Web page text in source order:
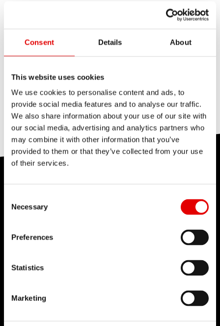
Consent Details About
This website uses cookies
We use cookies to personalise content and ads, to
provide social media features and to analyse our traffic.
We also share information about your use of our site with
our social media, advertising and analytics partners who
may combine it with other information that you’ve
provided to them or that they’ve collected from your use
of their services.
Necessary
Preferences
Statistics
Marketing
Cross Road 轮组提供铝合金与碳纤维版本，且仅适
轮胎间隙有限，Cross Road 轮组将会是可靠的选
择。
这很有帮助 这没有帮助
— 他们了解 DT Swiss 产品和技
特性、机动性和重量。总的说来，轮圈越高，空气动
这很有帮助 120 这没有帮助
的赛道条件。较低的框高设计，有助于骑行者在狭窄
路段中保持车辆可控性，并在出弯与进入爬坡时快速
加速。
与 Cross Road 轮组相同，Gravel 轮组也提供铝合
金与碳纤维版本，且仅适用于碟刹系统。Gravel 轮组
则专为非铺装路面上的长距离骑行而优化，包括长途
因此更适合现代的砾石车款。
在 Gravel 类别中，DT Swiss 碳纤维 Gravel 轮组不
仅轻量，也经过空力优化。当砾石车赛事分秒必争
这没有帮助
DT Swiss 产品命名代表什么？
代表产品类别与轮圈材质；后续的四位数字表示花鼓
等级；名称中的文字则代表轮组系列与辐条类型。
了解更多
DT Swiss 凭借多年经验积累了广泛的测试知识。实
个产品生命周期中会遇到的各种情况。 以尖端技术打
能的保障。
点击了解